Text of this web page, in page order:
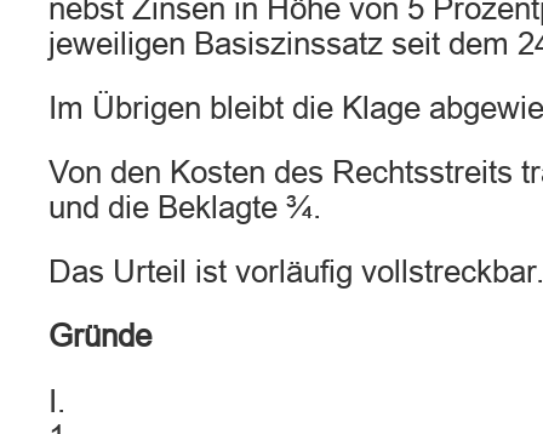
nebst Zinsen in Höhe von 5
jeweiligen Basiszinssatz seit dem
Im Übrigen bleibt die Klage
Von den Kosten des Rechtsstreits
und die Beklagte ¾.
Das Urteil ist vorläufig vollstreckbar.
Gründe
I.